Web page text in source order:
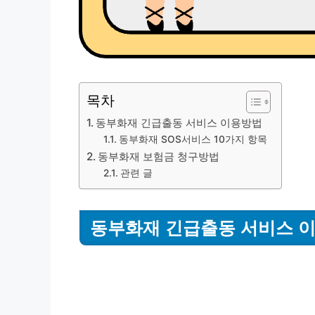
목차
동부화재 긴급출동 서비스 이용방법
동부화재 SOS서비스 10가지 항목
동부화재 보험금 청구방법
관련 글
동부화재 긴급출동 서비스